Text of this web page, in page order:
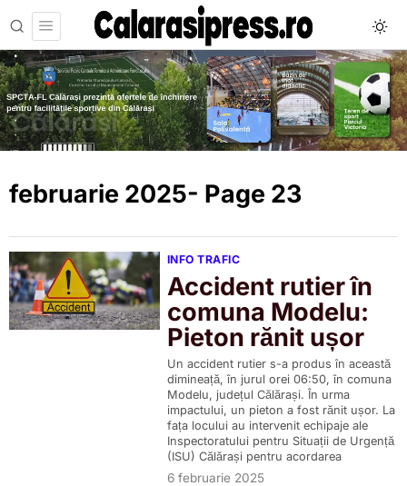
februarie 2025- Page 23
INFO TRAFIC
Accident rutier în
comuna Modelu:
Pieton rănit ușor
Un accident rutier s-a produs în această
dimineață, în jurul orei 06:50, în comuna
Modelu, județul Călărași. În urma
impactului, un pieton a fost rănit ușor. La
fața locului au intervenit echipaje ale
Inspectoratului pentru Situații de Urgență
(ISU) Călărași pentru acordarea
6 februarie 2025